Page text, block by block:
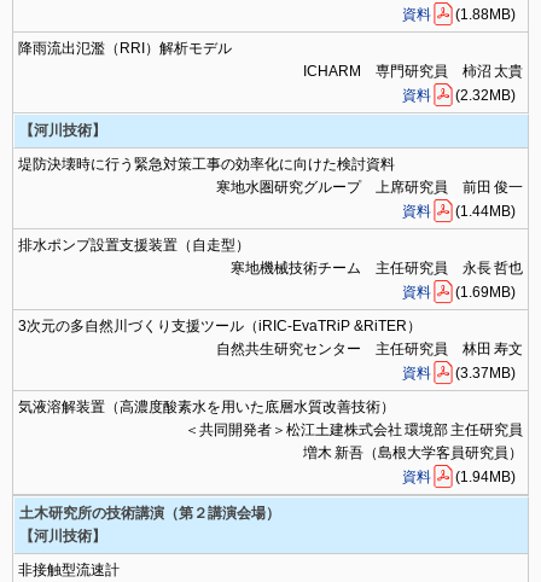
資料
(1.88MB)
降雨流出氾濫（RRI）解析モデル
ICHARM 専門研究員 柿沼 太貴
資料
(2.32MB)
【河川技術】
堤防決壊時に行う緊急対策工事の効率化に向けた検討資料
寒地水圏研究グループ 上席研究員 前田 俊一
資料
(1.44MB)
排水ポンプ設置支援装置（自走型）
寒地機械技術チーム 主任研究員 永長 哲也
資料
(1.69MB)
3次元の多自然川づくり支援ツール（iRIC-EvaTRiP &RiTER）
自然共生研究センター 主任研究員 林田 寿文
資料
(3.37MB)
気液溶解装置（高濃度酸素水を用いた底層水質改善技術）
＜共同開発者＞松江土建株式会社 環境部 主任研究員
増木 新吾（島根大学客員研究員）
資料
(1.94MB)
土木研究所の技術講演（第２講演会場）
【河川技術】
非接触型流速計